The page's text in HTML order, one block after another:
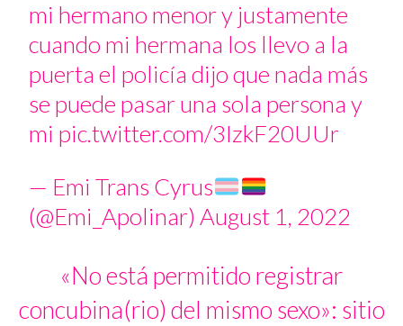
mi hermano menor y justamente
cuando mi hermana los llevo a la
puerta el policía dijo que nada más
se puede pasar una sola persona y
mi pic.twitter.com/3IzkF20UUr
— Emi Trans Cyrus
(@Emi_Apolinar)August 1, 2022
«No está permitido registrar
concubina(rio) del mismo sexo»: sitio